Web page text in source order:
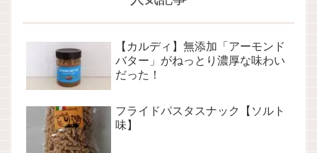
【カルディ】無添加「アーモンド
バター」がねっとり濃厚な味わい
だった！
フライドパスタスナック【ソルト
味】